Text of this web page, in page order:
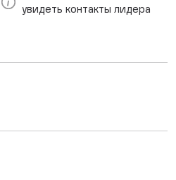
увидеть контакты лидера